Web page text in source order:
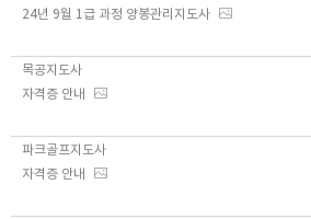
24년 9월 1급 과정 양봉관리지도사
목공지도사
자격증 안내
파크골프지도사
자격증 안내